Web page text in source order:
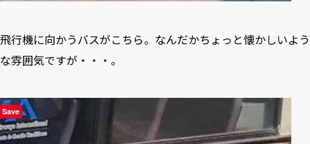
飛行機に向かうバスがこちら。なんだかちょっと懐かしいよう
な雰囲気ですが・・・。
Save